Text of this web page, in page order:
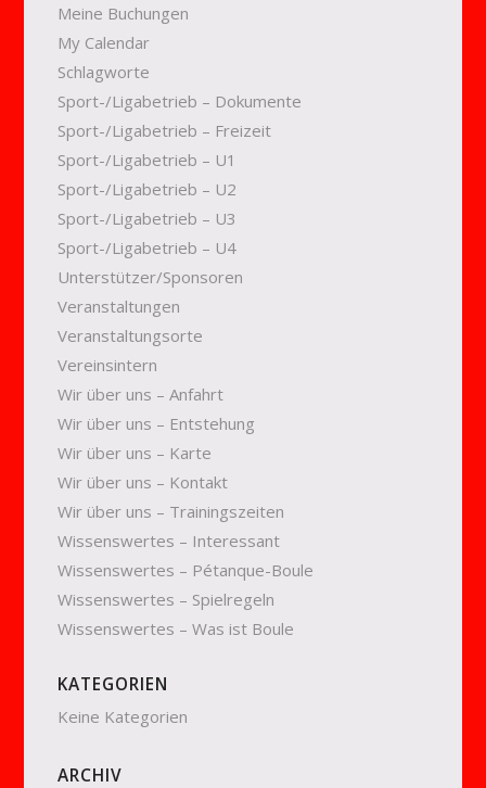
Meine Buchungen
My Calendar
Schlagworte
Sport-/Ligabetrieb – Dokumente
Sport-/Ligabetrieb – Freizeit
Sport-/Ligabetrieb – U1
Sport-/Ligabetrieb – U2
Sport-/Ligabetrieb – U3
Sport-/Ligabetrieb – U4
Unterstützer/Sponsoren
Veranstaltungen
Veranstaltungsorte
Vereinsintern
Wir über uns – Anfahrt
Wir über uns – Entstehung
Wir über uns – Karte
Wir über uns – Kontakt
Wir über uns – Trainingszeiten
Wissenswertes – Interessant
Wissenswertes – Pétanque-Boule
Wissenswertes – Spielregeln
Wissenswertes – Was ist Boule
KATEGORIEN
Keine Kategorien
ARCHIV